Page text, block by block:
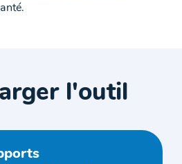
l'outil